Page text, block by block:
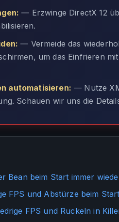
— Erzwinge DirectX 12
— Vermeide das
um das Einfrieren
automatisieren: — Nutze
Schauen wir uns die
Bean beim Start immer
FPS und Abstürze beim
FPS und Ruckeln in